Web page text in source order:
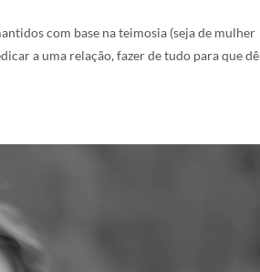
com base na teimosia (seja de mulher
a uma relação, fazer de tudo para que dê